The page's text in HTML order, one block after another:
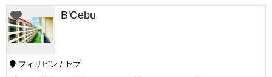
B'Cebu
フィリピン / セブ